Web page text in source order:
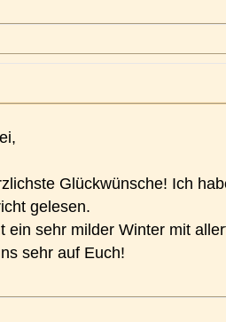
Glückwünsche! Ich
gelesen.
ein sehr milder Winter mit
sehr auf Euch!